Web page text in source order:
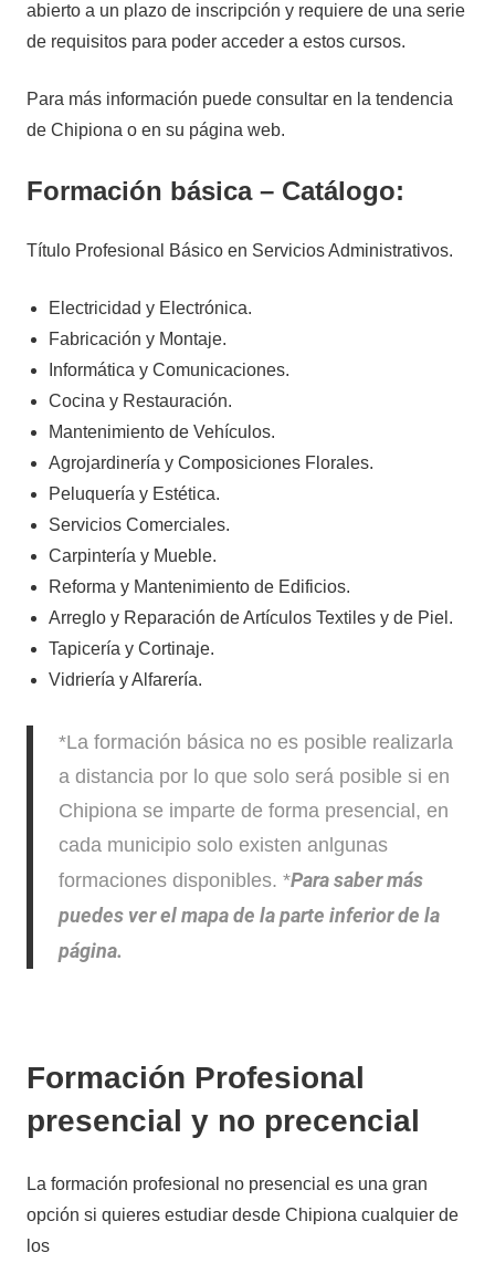
abierto a un plazo de inscripción y requiere de una serie
de requisitos para poder acceder a estos cursos.
Para más información puede consultar en la tendencia
de Chipiona o en su página web.
Formación básica – Catálogo:
Título Profesional Básico en Servicios Administrativos.
Electricidad y Electrónica.
Fabricación y Montaje.
Informática y Comunicaciones.
Cocina y Restauración.
Mantenimiento de Vehículos.
Agrojardinería y Composiciones Florales.
Peluquería y Estética.
Servicios Comerciales.
Carpintería y Mueble.
Reforma y Mantenimiento de Edificios.
Arreglo y Reparación de Artículos Textiles y de Piel.
Tapicería y Cortinaje.
Vidriería y Alfarería.
*La formación básica no es posible realizarla
a distancia por lo que solo será posible si en
Chipiona se imparte de forma presencial, en
cada municipio solo existen anlgunas
formaciones disponibles. *Para saber más
puedes ver el mapa de la parte inferior de la
página.
Formación Profesional
presencial y no precencial
La formación profesional no presencial es una gran
opción si quieres estudiar desde Chipiona cualquier de
los